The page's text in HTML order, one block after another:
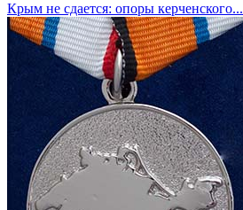
​Крым не сдается: опоры керченского...